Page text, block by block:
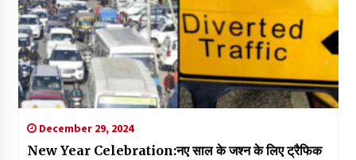
December 29, 2024
New Year Celebration:नए साल के जश्न के लिए ट्रैफिक